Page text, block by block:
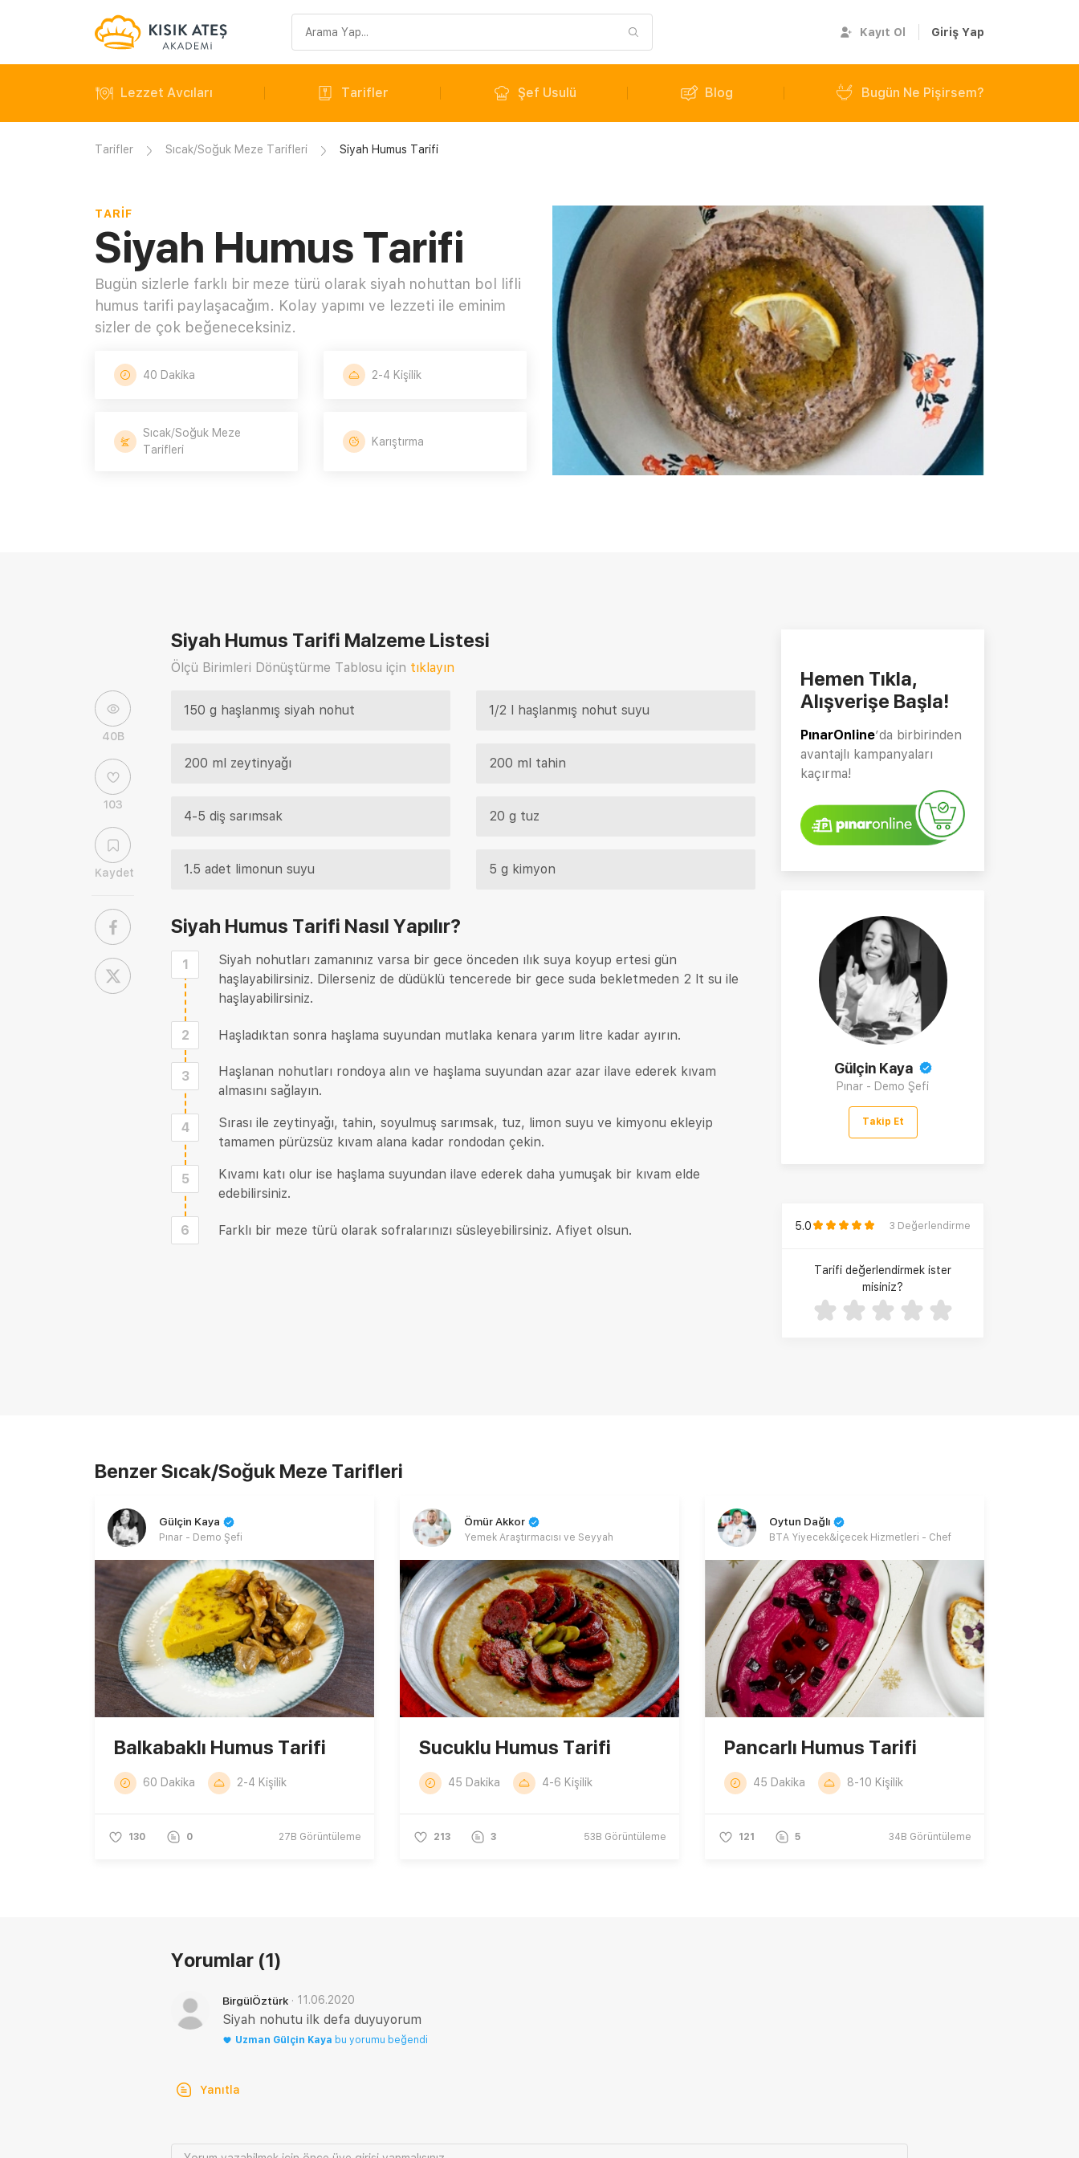
sorgusu
Kayıt Ol Giriş Yap
Lezzet Avcıları Tarifler Şef Usulü Blog Bugün Ne Pişirsem?
Tarifler Sıcak/Soğuk Meze Tarifleri Siyah Humus Tarifi
TARIF
Siyah Humus Tarifi
Bugün sizlerle farklı bir meze türü olarak siyah nohuttan bol lifli
humus tarifi paylaşacağım. Kolay yapımı ve lezzeti ile eminim
sizler de çok beğeneceksiniz.
40 Dakika 2-4 Kişilik
Sıcak/Soğuk Meze
Tarifleri
Karıştırma
40B
103
Kaydet
Siyah Humus Tarifi Malzeme Listesi
Ölçü Birimleri Dönüştürme Tablosu için tıklayın
150 g haşlanmış siyah nohut 1/2 l haşlanmış nohut suyu
200 ml zeytinyağı 200 ml tahin
4-5 diş sarımsak 20 g tuz
1.5 adet limonun suyu 5 g kimyon
Siyah Humus Tarifi Nasıl Yapılır?
1
Siyah nohutları zamanınız varsa bir gece önceden ılık suya koyup ertesi gün
haşlayabilirsiniz. Dilerseniz de düdüklü tencerede bir gece suda bekletmeden 2 lt su ile
haşlayabilirsiniz.
2 Haşladıktan sonra haşlama suyundan mutlaka kenara yarım litre kadar ayırın.
3
Haşlanan nohutları rondoya alın ve haşlama suyundan azar azar ilave ederek kıvam
almasını sağlayın.
4
Sırası ile zeytinyağı, tahin, soyulmuş sarımsak, tuz, limon suyu ve kimyonu ekleyip
tamamen pürüzsüz kıvam alana kadar rondodan çekin.
5
Kıvamı katı olur ise haşlama suyundan ilave ederek daha yumuşak bir kıvam elde
edebilirsiniz.
6 Farklı bir meze türü olarak sofralarınızı süsleyebilirsiniz. Afiyet olsun.
Hemen Tıkla,
Alışverişe Başla!
PınarOnline’da birbirinden
avantajlı kampanyaları
kaçırma!
Gülçin Kaya
Pınar - Demo Şefi
Takip Et
5.0 3 Değerlendirme
Tarifi değerlendirmek ister
misiniz?
Benzer Sıcak/Soğuk Meze Tarifleri
Gülçin Kaya
Pınar - Demo Şefi
Balkabaklı Humus Tarifi
60 Dakika 2-4 Kişilik
130 0 27B Görüntüleme
Ömür Akkor
Yemek Araştırmacısı ve Seyyah
Sucuklu Humus Tarifi
45 Dakika 4-6 Kişilik
213 3 53B Görüntüleme
Oytun Dağlı
BTA Yiyecek&İçecek Hizmetleri - Chef
Pancarlı Humus Tarifi
45 Dakika 8-10 Kişilik
121 5 34B Görüntüleme
Yorumlar (1)
BirgülÖztürk · 11.06.2020
Siyah nohutu ilk defa duyuyorum
Uzman Gülçin Kaya bu yorumu beğendi
Yanıtla